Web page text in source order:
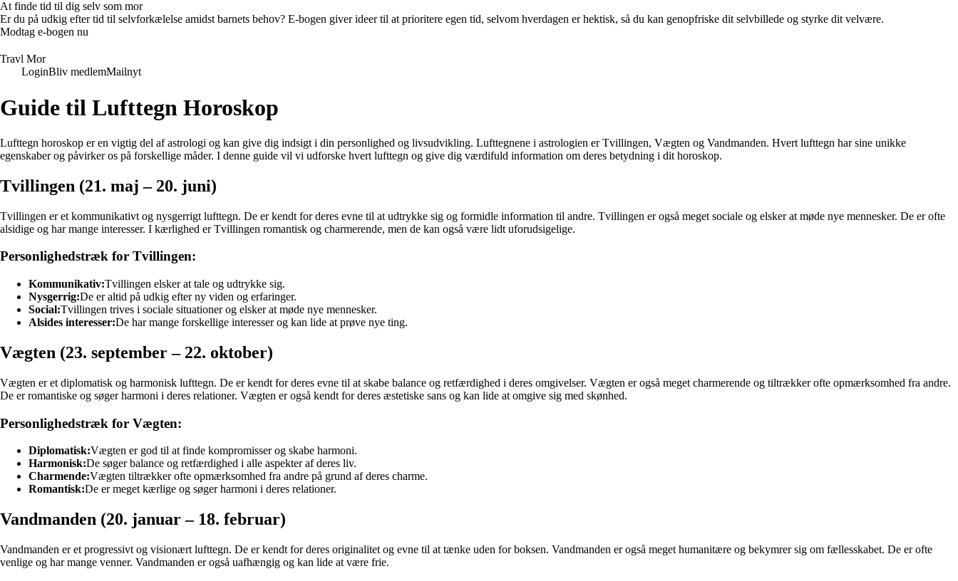
At finde tid til dig selv som mor
Er du på udkig efter tid til selvforkælelse amidst barnets behov? E-bogen giver ideer til at prioritere egen tid, selvom hverdagen er hektisk, så du kan genopfriske dit selvbillede og styrke dit velvære.
Modtag e-bogen nu
Travl Mor
LoginBliv medlemMailnyt
Guide til Lufttegn Horoskop
Lufttegn horoskop er en vigtig del af astrologi og kan give dig indsigt i din personlighed og livsudvikling. Lufttegnene i astrologien er Tvillingen, Vægten og Vandmanden. Hvert lufttegn har sine unikke
egenskaber og påvirker os på forskellige måder. I denne guide vil vi udforske hvert lufttegn og give dig værdifuld information om deres betydning i dit horoskop.
Tvillingen (21. maj – 20. juni)
Tvillingen er et kommunikativt og nysgerrigt lufttegn. De er kendt for deres evne til at udtrykke sig og formidle information til andre. Tvillingen er også meget sociale og elsker at møde nye mennesker. De er ofte
alsidige og har mange interesser. I kærlighed er Tvillingen romantisk og charmerende, men de kan også være lidt uforudsigelige.
Personlighedstræk for Tvillingen:
Kommunikativ:Tvillingen elsker at tale og udtrykke sig.
Nysgerrig:De er altid på udkig efter ny viden og erfaringer.
Social:Tvillingen trives i sociale situationer og elsker at møde nye mennesker.
Alsides interesser:De har mange forskellige interesser og kan lide at prøve nye ting.
Vægten (23. september – 22. oktober)
Vægten er et diplomatisk og harmonisk lufttegn. De er kendt for deres evne til at skabe balance og retfærdighed i deres omgivelser. Vægten er også meget charmerende og tiltrækker ofte opmærksomhed fra andre.
De er romantiske og søger harmoni i deres relationer. Vægten er også kendt for deres æstetiske sans og kan lide at omgive sig med skønhed.
Personlighedstræk for Vægten:
Diplomatisk:Vægten er god til at finde kompromisser og skabe harmoni.
Harmonisk:De søger balance og retfærdighed i alle aspekter af deres liv.
Charmende:Vægten tiltrækker ofte opmærksomhed fra andre på grund af deres charme.
Romantisk:De er meget kærlige og søger harmoni i deres relationer.
Vandmanden (20. januar – 18. februar)
Vandmanden er et progressivt og visionært lufttegn. De er kendt for deres originalitet og evne til at tænke uden for boksen. Vandmanden er også meget humanitære og bekymrer sig om fællesskabet. De er ofte
venlige og har mange venner. Vandmanden er også uafhængig og kan lide at være frie.